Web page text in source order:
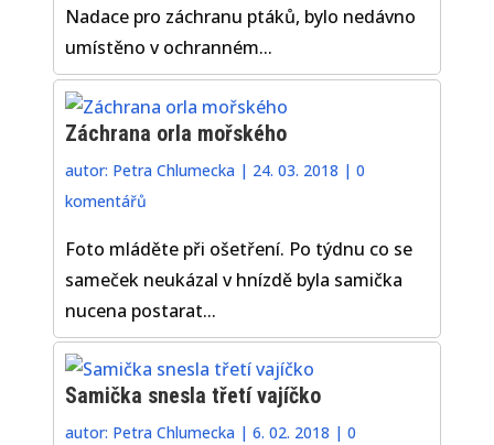
Nadace pro záchranu ptáků, bylo nedávno
umístěno v ochranném...
Záchrana orla mořského
autor: Petra Chlumecka | 24. 03. 2018 |0
komentářů
Foto mláděte při ošetření. Po týdnu co se
sameček neukázal v hnízdě byla samička
nucena postarat...
Samička snesla třetí vajíčko
autor: Petra Chlumecka |6. 02. 2018 |0